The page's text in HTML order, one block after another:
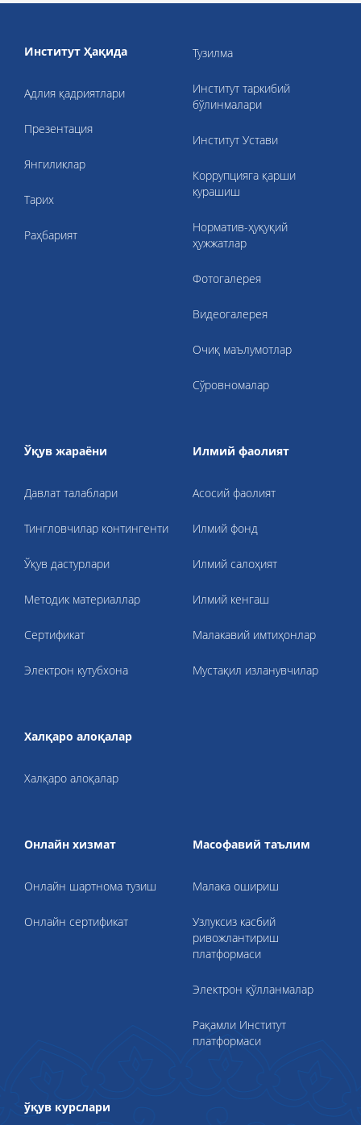
Институт Ҳақида
Адлия қадриятлари
Презентация
Янгиликлар
Тарих
Раҳбарият
Тузилма
Институт таркибий
бўлинмалари
Институт Устави
Коррупцияга қарши
курашиш
Норматив-ҳуқуқий
ҳужжатлар
Фотогалерея
Видеогалерея
Очиқ маълумотлар
Сўровномалар
Ўқув жараёни
Давлат талаблари
Тингловчилар контингенти
Ўқув дастурлари
Методик материаллар
Cертификат
Электрон кутубхона
Илмий фаолият
Асосий фаолият
Илмий фонд
Илмий салоҳият
Илмий кенгаш
Малакавий имтиҳонлар
Мустақил изланувчилар
Халқаро алоқалар
Халқаро алоқалар
Онлайн хизмат
Онлайн шартнома тузиш
Онлайн сертификат
Масофавий таълим
Малака ошириш
Узлуксиз касбий
ривожлантириш
платформаси
Электрон қўлланмалар
Рақамли Институт
платформаси
ўқув курслари